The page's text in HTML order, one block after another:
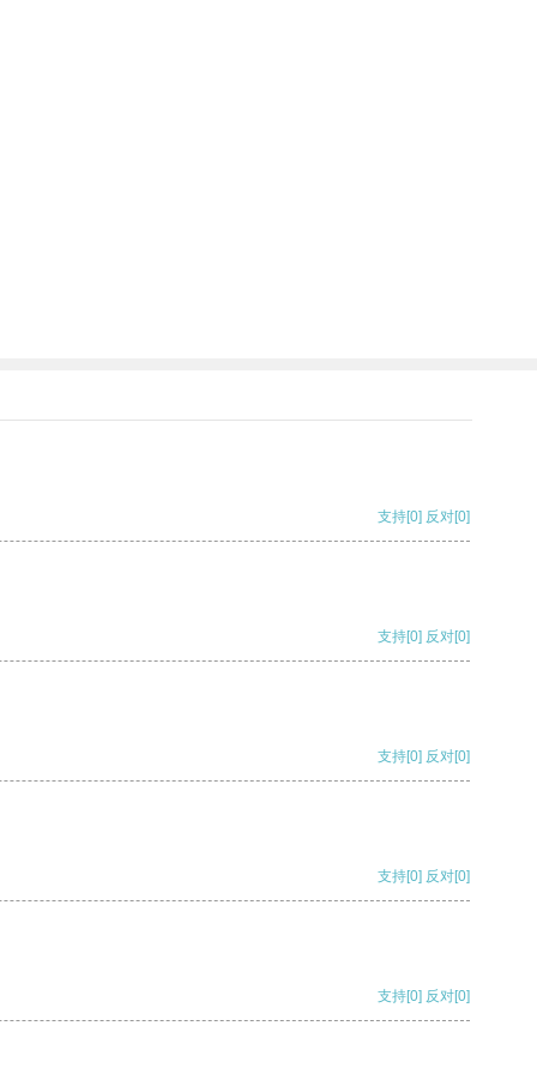
支持[0] 反对[0]
支持[0] 反对[0]
支持[0] 反对[0]
支持[0] 反对[0]
支持[0] 反对[0]